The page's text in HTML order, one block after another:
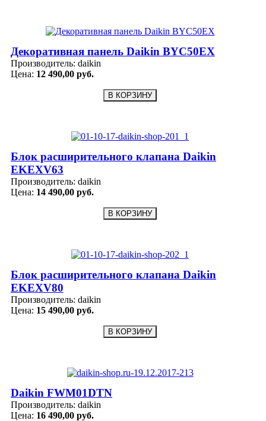
Декоративная панель Daikin BYC50EX
Производитель: daikin
Цена: 12 490,00 руб.
Блок расширительного клапана Daikin
EKEXV63
Производитель: daikin
Цена: 14 490,00 руб.
Блок расширительного клапана Daikin
EKEXV80
Производитель: daikin
Цена: 15 490,00 руб.
Daikin FWM01DTN
Производитель: daikin
Цена: 16 490,00 руб.